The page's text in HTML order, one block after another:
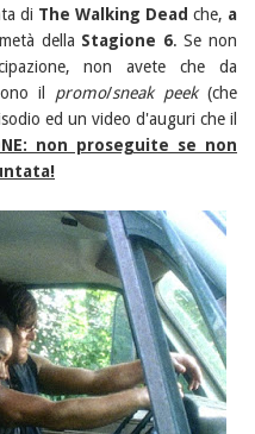
di The Walking Dead che, a
della Stagione 6. Se non
non avete che da
il promo/sneak peek(che
ed un video d'auguri che il
non proseguite se non